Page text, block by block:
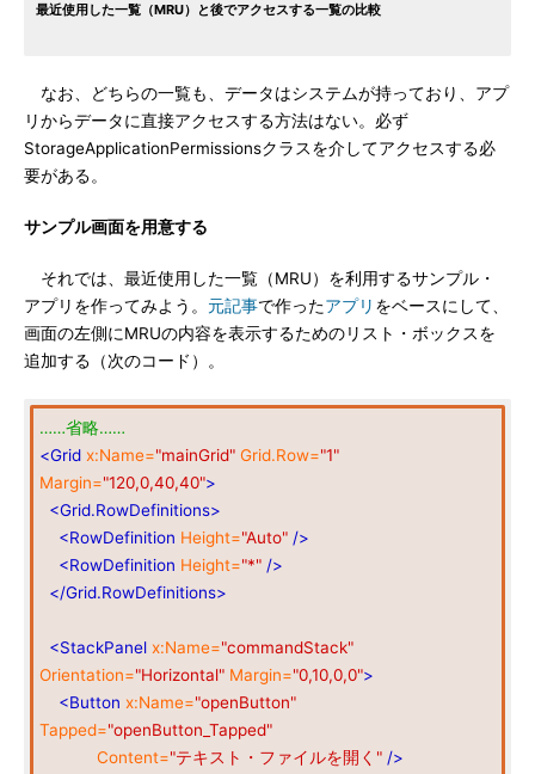
最近使用した一覧（MRU）と後でアクセスする一覧の比較
なお、どちらの一覧も、データはシステムが持っており、アプ
リからデータに直接アクセスする方法はない。必ず
StorageApplicationPermissionsクラスを介してアクセスする必
要がある。
サンプル画面を用意する
それでは、最近使用した一覧（MRU）を利用するサンプル・
アプリを作ってみよう。 元記事で作ったアプリ をベースにして、
画面の左側にMRUの内容を表示するためのリスト・ボックスを
追加する（次のコード）。
……省略……
<Grid x:Name="mainGrid" Grid.Row="1"
Margin="120,0,40,40">
<Grid.RowDefinitions>
<RowDefinition Height="Auto" />
<RowDefinition Height="*" />
</Grid.RowDefinitions>
<StackPanel x:Name="commandStack"
Orientation="Horizontal" Margin="0,10,0,0">
<Button x:Name="openButton"
Tapped="openButton_Tapped"
Content="テキスト・ファイルを開く" />